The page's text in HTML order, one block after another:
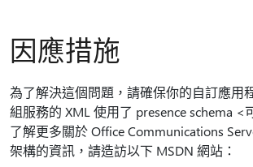
因應措施
為了解決這個問題，請確保你的自訂應用
組服務的 XML 使用了 presence schema <
了解更多關於 Office Communications
架構的資訊，請造訪以下 MSDN 網站：